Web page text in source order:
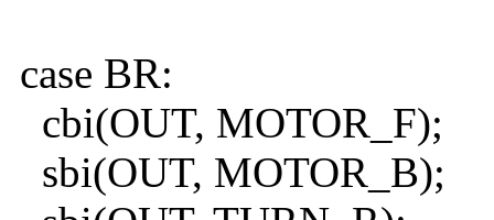
case BR:
cbi(OUT, MOTOR_F);
sbi(OUT, MOTOR_B);